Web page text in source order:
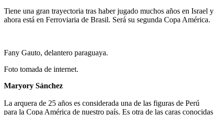
Tiene una gran trayectoria tras haber jugado muchos años en Israel y
ahora está en Ferroviaria de Brasil. Será su segunda Copa América.
Fany Gauto, delantero paraguaya.
Foto tomada de internet.
Maryory Sánchez
La arquera de 25 años es considerada una de las figuras de Perú
para la Copa América de nuestro país. Es otra de las caras conocidas